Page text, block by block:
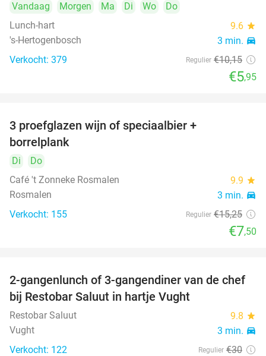
Vandaag Morgen Ma Di Wo
Do
Lunch-hart
9.6 star
's-Hertogenbosch 3 min. directions_car
Verkocht: 379 Regulier €10,15
€5,95
3 proefglazen wijn of speciaalbier +
borrelplank
Di
Do
Café 't Zonneke Rosmalen
9.9 star
Rosmalen 3 min. directions_car
Verkocht: 155 Regulier €15,25
€7,50
40%
2-gangenlunch of 3-gangendiner van de chef
bij Restobar Saluut in hartje Vught
Restobar Saluut 9.8 star
Vught 3 min. directions_car
Verkocht: 122 Regulier €30